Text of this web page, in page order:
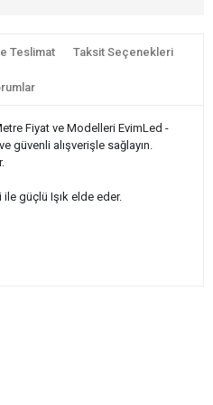
Teslimat Taksit Seçenekleri
Fiyat ve Modelleri EvimLed -
güvenli alışverişle sağlayın.
güçlü Işık elde eder.